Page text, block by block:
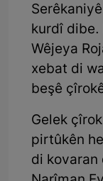
kurdî dibe.
Wêjeya
xebat di
beşê
Gelek
pirtûkên
di